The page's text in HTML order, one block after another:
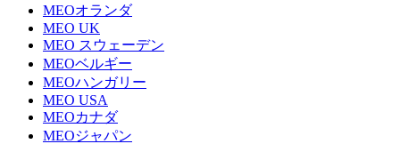
MEOオランダ
MEO UK
MEO スウェーデン
MEOベルギー
MEOハンガリー
MEO USA
MEOカナダ
MEOジャパン